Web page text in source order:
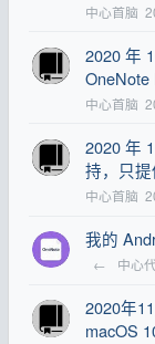
中心首脑
2020 年
OneNote
中心首脑
2020 年
持，只
中心首脑
我的
← 中心
2020年
macOS